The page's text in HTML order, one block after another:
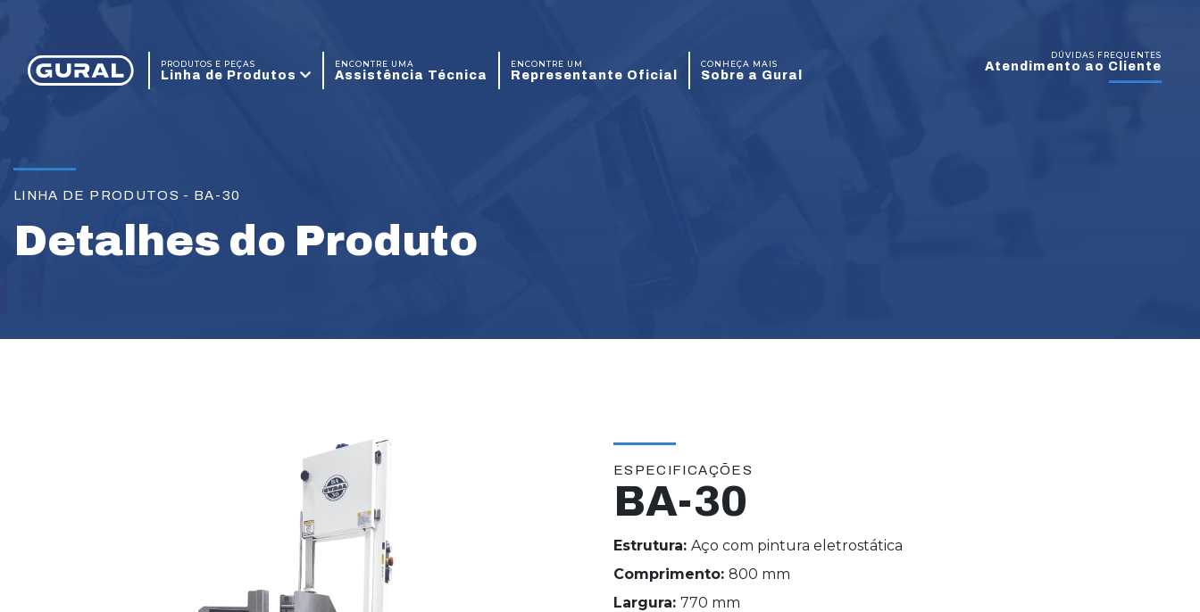
PRODUTOS E PEÇAS
Linha de Produtos
ENCONTRE UMA
Assistência Técnica
ENCONTRE UM
Representante Oficial
CONHEÇA MAIS
Sobre a Gural
DÚVIDAS FREQUENTES
Atendimento ao Cliente
LINHA DE PRODUTOS - BA-30
Detalhes do Produto
ESPECIFICAÇÕES
BA-30
Estrutura: Aço com pintura eletrostática
Comprimento: 800 mm
Largura: 770 mm